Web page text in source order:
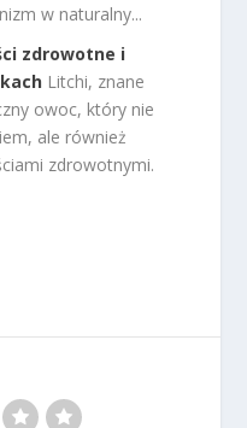
w naturalny...
zdrowotne i
Litchi, znane
owoc, który nie
ale również
zdrowotnymi.